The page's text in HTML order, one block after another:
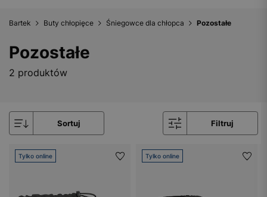
Bartek Buty chłopięce Śniegowce dla chłopca Pozostałe
Pozostałe
2 produktów
Sortuj Filtruj
Tylko online Tylko online